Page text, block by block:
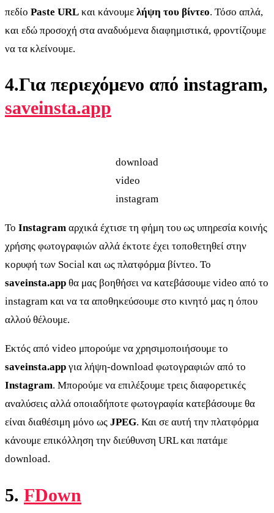
πεδίο Paste URL και κάνουμε λήψη του βίντεο. Τόσο απλά,
και εδώ προσοχή στα αναδυόμενα διαφημιστικά, φροντίζουμε
να τα κλείνουμε.
4.Για περιεχόμενο από instagram,
saveinsta.app
download
video
instagram
Το Instagram αρχικά έχτισε τη φήμη του ως υπηρεσία κοινής
χρήσης φωτογραφιών αλλά έκτοτε έχει τοποθετηθεί στην
κορυφή των Social και ως πλατφόρμα βίντεο. Το
saveinsta.app θα μας βοηθήσει να κατεβάσουμε video από το
instagram και να τα αποθηκεύσουμε στο κινητό μας η όπου
αλλού θέλουμε.
Εκτός από video μπορούμε να χρησιμοποιήσουμε το
saveinsta.app για λήψη-download φωτογραφιών από το
Instagram. Μπορούμε να επιλέξουμε τρεις διαφορετικές
αναλύσεις αλλά οποιαδήποτε φωτογραφία κατεβάσουμε θα
είναι διαθέσιμη μόνο ως JPEG. Και σε αυτή την πλατφόρμα
κάνουμε επικόλληση την διεύθυνση URL και πατάμε
download.
5. FDown